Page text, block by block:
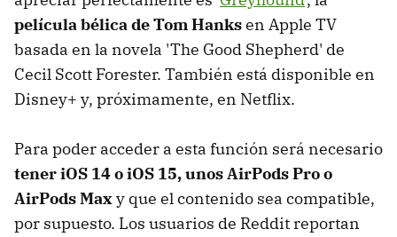
película bélica de Tom Hanksen Apple TV
basada en la novela 'The Good Shepherd' de
Cecil Scott Forester. También está disponible en
Disney+ y, próximamente, en Netflix.
Para poder acceder a esta función será necesario
tener iOS 14 o iOS 15, unos AirPods Pro o
AirPods Maxy que el contenido sea compatible,
por supuesto. Los usuarios de Reddit reportan